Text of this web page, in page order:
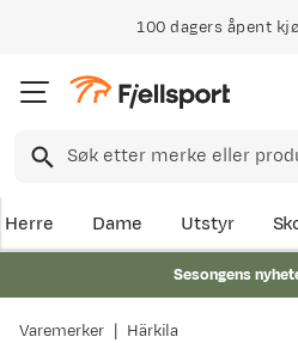
100 dagers åpent
Herre Dame Utstyr
Sesongens
Varemerker Härkila